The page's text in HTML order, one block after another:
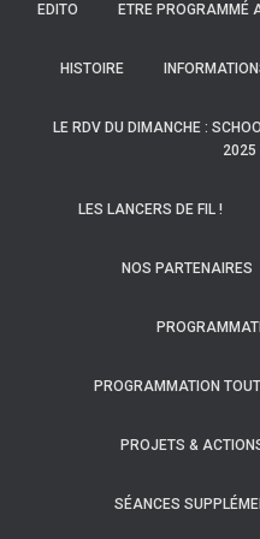
EDITO ETRE PROGRAMMÉ
HISTOIRE
LE RDV DU DIMANCHE :
2025
LES LANCERS DE FIL !
NOS PARTENAIRES
PROGRAMMATION
PROJETS &
SÉANCES